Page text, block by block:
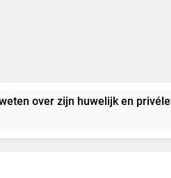
en privéleven